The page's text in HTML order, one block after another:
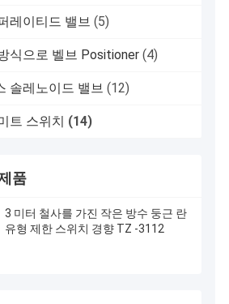
레이티드 밸브 (5)
식으로 벨브 Positioner (4)
솔레노이드 밸브 (12)
트 스위치 (14)
품
3 미터 철사를 가진 작은 방수 둥근 란
유형 제한 스위치 경향 TZ -3112